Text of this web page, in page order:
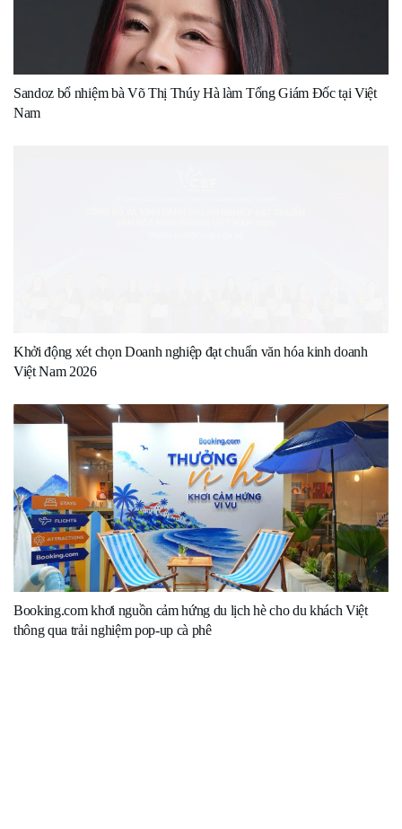
Sandoz bổ nhiệm bà Võ Thị Thúy Hà làm Tổng Giám Đốc tại Việt
Nam
Khởi động xét chọn Doanh nghiệp đạt chuẩn văn hóa kinh doanh
Việt Nam 2026
Booking.com khơi nguồn cảm hứng du lịch hè cho du khách Việt
thông qua trải nghiệm pop-up cà phê